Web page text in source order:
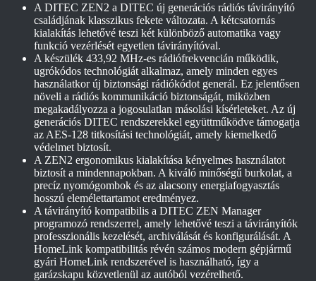
A DITEC ZEN2 a DITEC új generációs rádiós távirányító
családjának klasszikus fekete változata. A kétcsatornás
kialakítás lehetővé teszi két különböző automatika vagy
funkció vezérlését egyetlen távirányítóval.
A készülék 433,92 MHz-es rádiófrekvencián működik,
ugrókódos technológiát alkalmaz, amely minden egyes
használatkor új biztonsági rádiókódot generál. Ez jelentősen
növeli a rádiós kommunikáció biztonságát, miközben
megakadályozza a jogosulatlan másolási kísérleteket. Az új
generációs DITEC rendszerekkel együttműködve támogatja
az AES-128 titkosítási technológiát, amely kiemelkedő
védelmet biztosít.
A ZEN2 ergonomikus kialakítása kényelmes használatot
biztosít a mindennapokban. A kiváló minőségű burkolat, a
precíz nyomógombok és az alacsony energiafogyasztás
hosszú elemélettartamot eredményez.
A távirányító kompatibilis a DITEC ZEN Manager
programozó rendszerrel, amely lehetővé teszi a távirányítók
professzionális kezelését, archiválását és konfigurálását. A
HomeLink kompatibilitás révén számos modern gépjármű
gyári HomeLink rendszerével is használható, így a
garázskapu közvetlenül az autóból vezérelhető.